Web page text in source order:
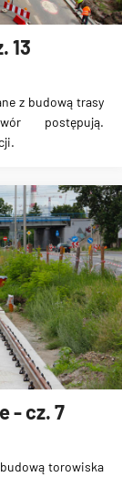
13
z budową trasy
postępują.
- cz. 7
torowiska